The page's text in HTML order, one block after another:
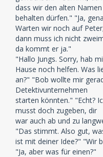
dass wir den alten Namen
behalten dürfen." "Ja,
Warten wir noch auf
dann muss ich nicht
da kommt er ja."
"Hallo Jungs. Sorry, hab
Hause noch helfen. Was
an?" "Bob wollte mir
Detektivunternehmen
starten könnten." "Echt?
musst doch zugeben, dir
war auch ab und zu
"Das stimmt. Also gut,
ist mit deiner Idee?" "Wir
"Ja, aber was für einen?"